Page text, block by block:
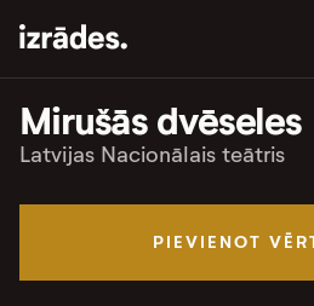
Mirušās dvēseles
Latvijas Nacionālais teātris
PIEVIENOT